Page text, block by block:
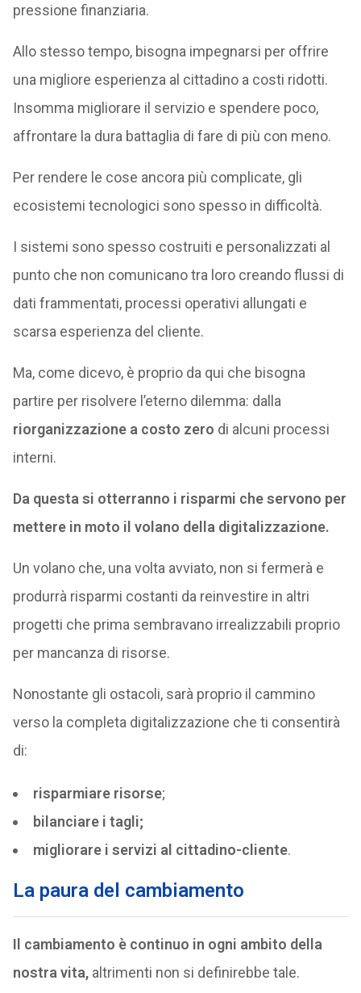
pressione finanziaria.
Allo stesso tempo, bisogna impegnarsi per offrire
una migliore esperienza al cittadino a costi ridotti.
Insomma migliorare il servizio e spendere poco,
affrontare la dura battaglia di fare di più con meno.
Per rendere le cose ancora più complicate, gli
ecosistemi tecnologici sono spesso in difficoltà.
I sistemi sono spesso costruiti e personalizzati al
punto che non comunicano tra loro creando flussi di
dati frammentati, processi operativi allungati e
scarsa esperienza del cliente.
Ma, come dicevo, è proprio da qui che bisogna
partire per risolvere l’eterno dilemma: dalla
riorganizzazione a costo zero di alcuni processi
interni.
Da questa si otterranno i risparmi che servono per
mettere in moto il volano della digitalizzazione.
Un volano che, una volta avviato, non si fermerà e
produrrà risparmi costanti da reinvestire in altri
progetti che prima sembravano irrealizzabili proprio
per mancanza di risorse.
Nonostante gli ostacoli, sarà proprio il cammino
verso la completa digitalizzazione che ti consentirà
di:
risparmiare risorse;
bilanciare i tagli;
migliorare i servizi al cittadino-cliente.
La paura del cambiamento
Il cambiamento è continuo in ogni ambito della
nostra vita,altrimenti non si definirebbe tale.